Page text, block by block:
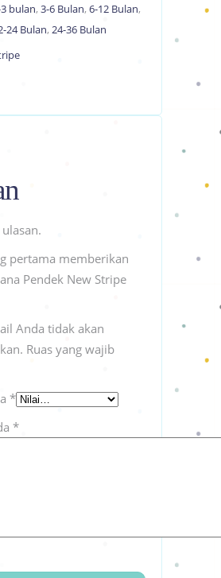
bulan, 3-6 Bulan, 6-12 Bulan,
24 Bulan, 24-36 Bulan
pertama memberikan
Pendek New Stripe
Anda tidak akan
Ruas yang wajib
*
*